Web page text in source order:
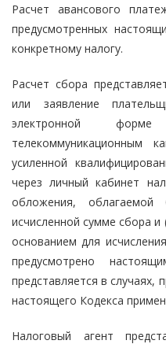
Расчет авансового
предусмотренных
конкретному налогу.
Расчет сбора
или заявление
электронной
телекоммуникационным
усиленной
через личный кабинет
обложения, облагаемой
исчисленной сумме сбора
основанием для
предусмотрено
представляется в случаях,
настоящего Кодекса
Налоговый агент